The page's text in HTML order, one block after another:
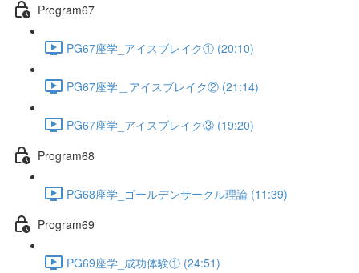
Program67
PG67座学_アイスブレイク① (20:10)
PG67座学＿アイスブレイク② (21:14)
PG67座学_アイスブレイク③ (19:20)
Program68
PG68座学_ゴールデンサークル理論 (11:39)
Program69
PG69座学_成功体験① (24:51)